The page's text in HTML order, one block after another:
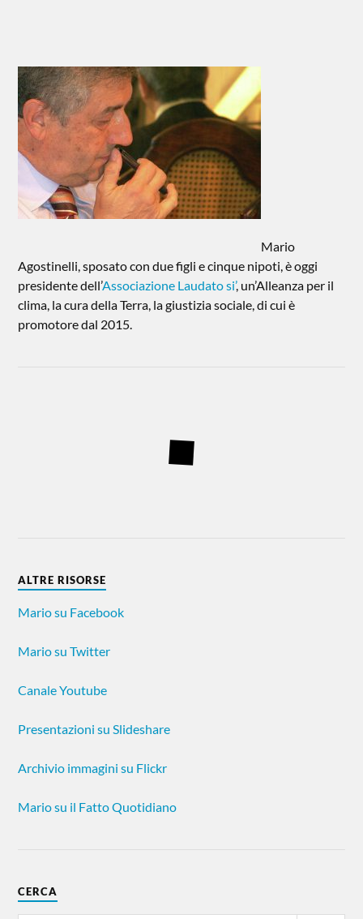
Mario
Agostinelli, sposato con due figli e cinque nipoti, è oggi
presidente dell’Associazione Laudato si’, un’Alleanza per il
clima, la cura della Terra, la giustizia sociale, di cui è
promotore dal 2015.
ALTRE RISORSE
Mario su Facebook
Mario su Twitter
Canale Youtube
Presentazioni su Slideshare
Archivio immagini su Flickr
Mario su il Fatto Quotidiano
CERCA